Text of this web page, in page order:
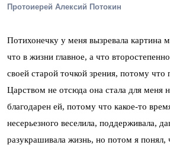
Протоиерей Алексий Потокин
Потихонечку у меня вызревала картина
что в жизни главное, а что
своей старой точкой зрения, потому что
Царством не отсюда она стала для меня
благодарен ей, потому что какое-то
несерьезного веселила, поддерживала,
разукрашивала жизнь, но потом я понял,